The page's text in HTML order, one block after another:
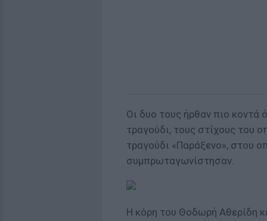
Οι δυο τους ήρθαν πιο κοντά
τραγούδι, τους στίχους του
τραγούδι «Παράξενο», στου
συμπρωταγωνίστησαν.
Η κόρη του Θοδωρή Αθερίδη